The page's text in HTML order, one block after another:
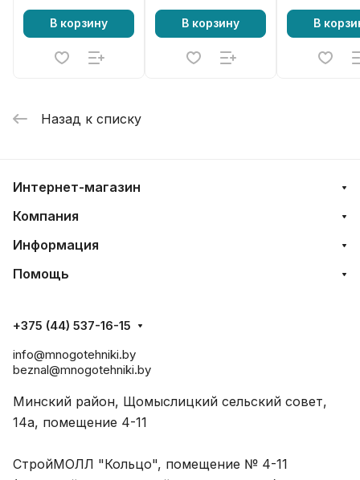
В корзину В корзину В
Назад к списку
Интернет-магазин
Компания
Информация
Помощь
+375 (44) 537-16-15
info@mnogotehniki.by
beznal@mnogotehniki.by
Минский район, Щомыслицкий сельский совет,
14а, помещение 4-11
СтройМОЛЛ "Кольцо", помещение № 4-11